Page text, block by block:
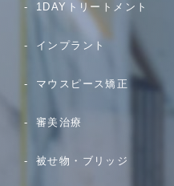
1DAYトリートメント
インプラント
マウスピース矯正
審美治療
被せ物・ブリッジ